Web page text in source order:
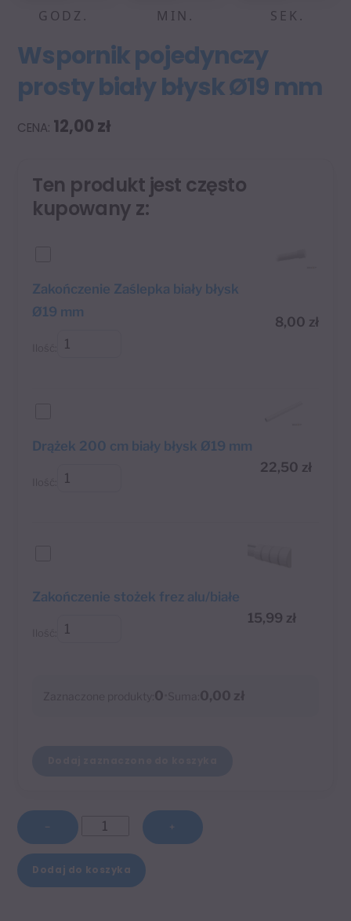
GODZ. MIN. SEK.
Wspornik pojedynczy
prosty biały błysk Ø19 mm
12,00 zł
Ten produkt jest często
kupowany z:
Zakończenie Zaślepka biały błysk
Ø19 mm
8,00 zł
Drążek 200 cm biały błysk Ø19 mm
22,50 zł
Zakończenie stożek frez alu/białe
15,99 zł
0 0,00 zł
−
ilość
pojedynczy
prosty
+
Dodaj do koszyka